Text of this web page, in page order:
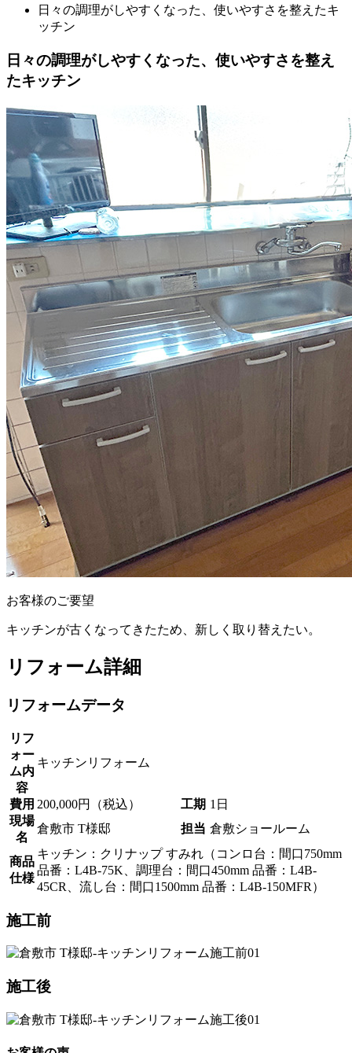
日々の調理がしやすくなった、使いやすさを整えたキ
ッチン
日々の調理がしやすくなった、使いやすさを整え
たキッチン
お客様のご要望
キッチンが古くなってきたため、新しく取り替えたい。
リフォーム詳細
リフォームデータ
リフ
ォー
ム内
容
キッチンリフォーム
費用 200,000円（税込） 工期 1日
現場
名
倉敷市 T様邸 担当 倉敷ショールーム
商品
仕様
キッチン：クリナップ すみれ（コンロ台：間口750mm
品番：L4B-75K、調理台：間口450mm 品番：L4B-
45CR、流し台：間口1500mm 品番：L4B-150MFR）
施工前
施工後